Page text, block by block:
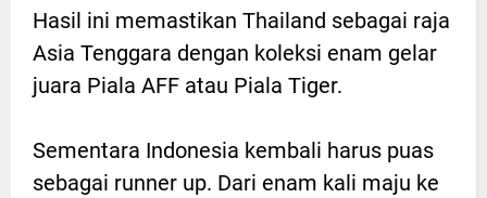
Hasil ini memastikan Thailand sebagai raja
Asia Tenggara dengan koleksi enam gelar
juara Piala AFF atau Piala Tiger.
Sementara Indonesia kembali harus puas
sebagai runner up. Dari enam kali maju ke